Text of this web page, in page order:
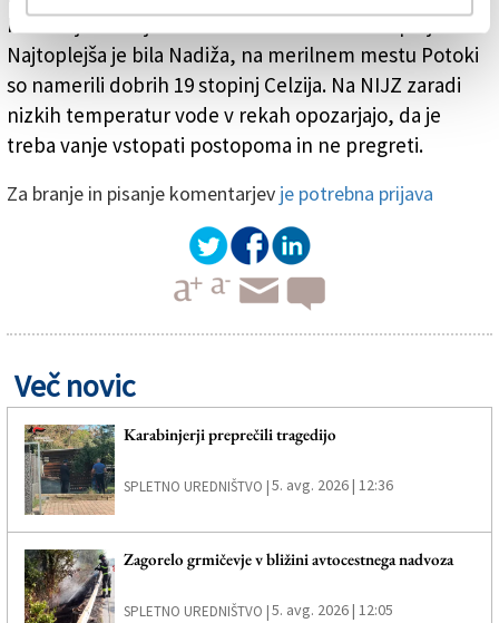
Hotešk je včeraj čez dan imela dobrih 15 stopinj.
Najtoplejša je bila Nadiža, na merilnem mestu Potoki
so namerili dobrih 19 stopinj Celzija. Na NIJZ zaradi
nizkih temperatur vode v rekah opozarjajo, da je
treba vanje vstopati postopoma in ne pregreti.
Za branje in pisanje komentarjev je potrebna prijava
Več novic
Karabinjerji preprečili tragedijo
SPLETNO UREDNIŠTVO |5. avg. 2026 | 12:36
Zagorelo grmičevje v bližini avtocestnega nadvoza
SPLETNO UREDNIŠTVO |5. avg. 2026 | 12:05